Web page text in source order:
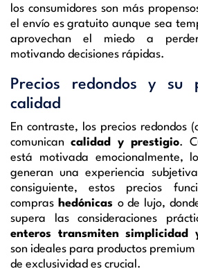
los consumidores son más
el envío es gratuito aunque sea
aprovechan el miedo a
motivando decisiones rápidas.
Precios redondos y su
calidad
En contraste, los precios redondos
comunican calidad y prestigio.
está motivada emocionalmente,
generan una experiencia
consiguiente, estos precios
compras hedónicas o de lujo,
supera las consideraciones
enteros transmiten simplicidad
son ideales para productos
de exclusividad es crucial.